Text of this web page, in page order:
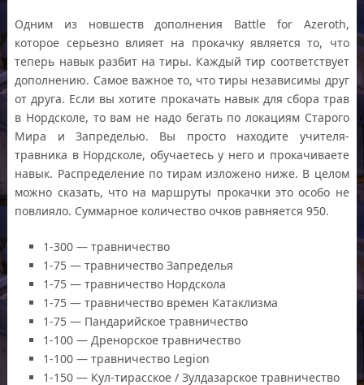
Одним из новшеств дополнения Battle for Azeroth,
которое серьезно влияет на прокачку является то, что
теперь навык разбит на тиры. Каждый тир соответствует
дополнению. Самое важное то, что тиры независимы друг
от друга. Если вы хотите прокачать навык для сбора трав
в Нордсколе, то вам не надо бегать по локациям Старого
Мира и Запределью. Вы просто находите учителя-
травника в Нордсколе, обучаетесь у него и прокачиваете
навык. Распределение по тирам изложено ниже. В целом
можно сказать, что на маршруты прокачки это особо не
повлияло. Суммарное количество очков равняется 950.
1-300 — травничество
1-75 — травничество Запределья
1-75 — травничество Нордскола
1-75 — травничество времен Катаклизма
1-75 — Пандарийское травничество
1-100 — Дренорское травничество
1-100 — травничество Legion
1-150 — Кул-тирасское / Зулдазарское травничество